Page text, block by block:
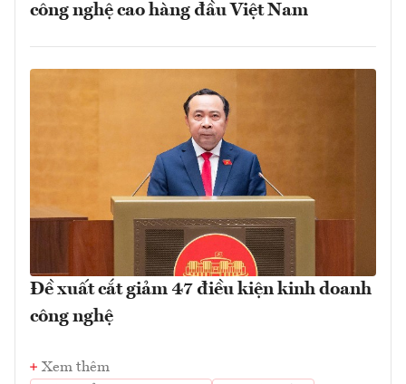
công nghệ cao hàng đầu Việt Nam
Đề xuất cắt giảm 47 điều kiện kinh doanh
công nghệ
Xem thêm